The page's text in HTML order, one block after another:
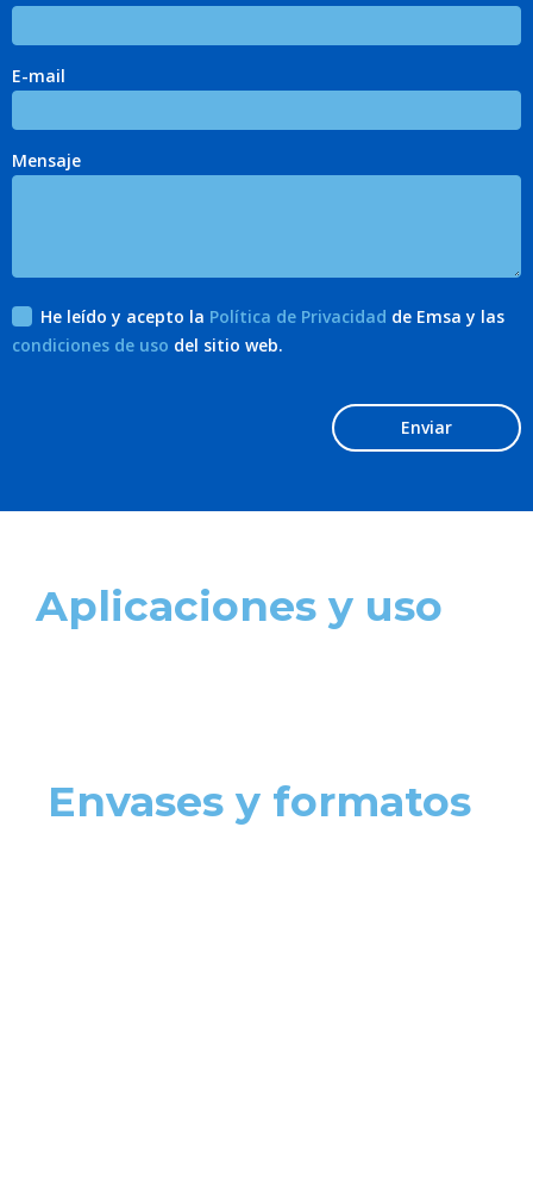
E-mail
Mensaje
He leído y acepto la Política de Privacidad de Emsa y las
condiciones de uso del sitio web.
Enviar
Aplicaciones y uso
Envases y formatos